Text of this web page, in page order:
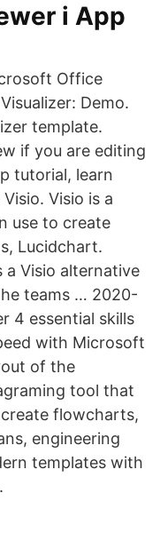
i App
Office
Demo.
template.
if you are editing
tutorial, learn
Visio is a
use to create
Lucidchart.
Visio alternative
teams … 2020-
4 essential skills
with Microsoft
of the
tool that
flowcharts,
engineering
templates with